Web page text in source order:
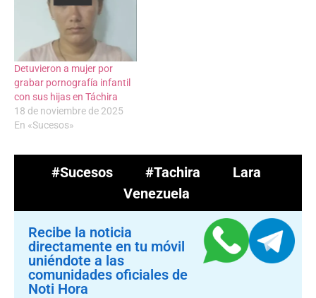
Detuvieron a mujer por
grabar pornografía infantil
con sus hijas en Táchira
18 de noviembre de 2025
En «Sucesos»
#Sucesos #Tachira
Lara
Venezuela
Recibe la noticia
directamente en tu móvil
uniéndote a las
comunidades oficiales de
Noti Hora